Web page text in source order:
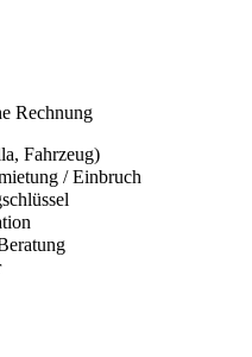
Rechnung
Fahrzeug)
/ Einbruch